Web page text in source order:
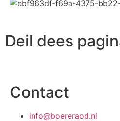
Deil dees
Contact
info@boereraod.nl